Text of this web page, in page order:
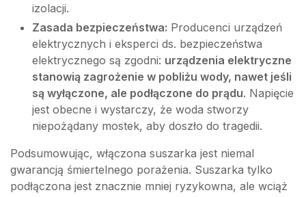
izolacji.
Zasada bezpieczeństwa: Producenci urządzeń
elektrycznych i eksperci ds. bezpieczeństwa
elektrycznego są zgodni: urządzenia elektryczne
stanowią zagrożenie w pobliżu wody, nawet jeśli
są wyłączone, ale podłączone do prądu. Napięcie
jest obecne i wystarczy, że woda stworzy
niepożądany mostek, aby doszło do tragedii.
Podsumowując, włączona suszarka jest niemal
gwarancją śmiertelnego porażenia. Suszarka tylko
podłączona jest znacznie mniej ryzykowna, ale wciąż